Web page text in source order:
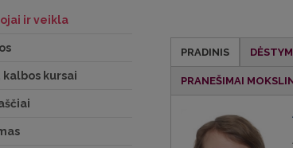
PRADINIS
PRANEŠIMAI
ir veikla
kalbos kursai